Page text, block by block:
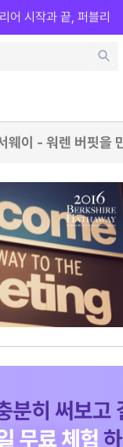
어 시작과 끝, 퍼블리
웨이 - 워렌 버핏을